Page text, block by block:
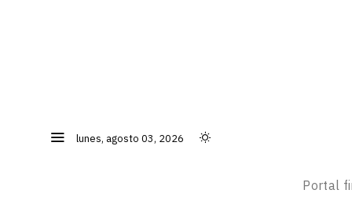
lunes, agosto 03, 2026
Portal